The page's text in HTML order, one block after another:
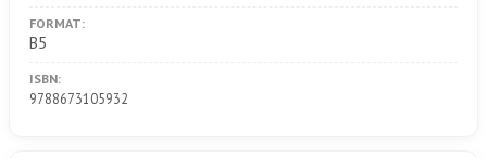
FORMAT:
B5
ISBN:
9788673105932